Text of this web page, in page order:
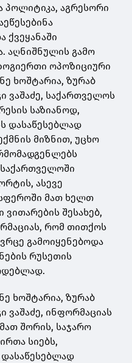
პოლიტიკა, აგრესორი
ქვეყანაში
აღნიშნულის გამო
ოპოზიციური
ხოშტარია, ზურაბ
ვაშაძე, საქართველოს
საზიანოდ,
დასაწესებლად
მიზნით, უცხო
ასევე
მათ ხელთ
შესახებ,
რომ თითქოს
გამოიყენებოდა
რუსეთის
ხოშტარია, ზურაბ
ვაშაძე, ინფორმაციას
შორის, საჯარო
სიებს,